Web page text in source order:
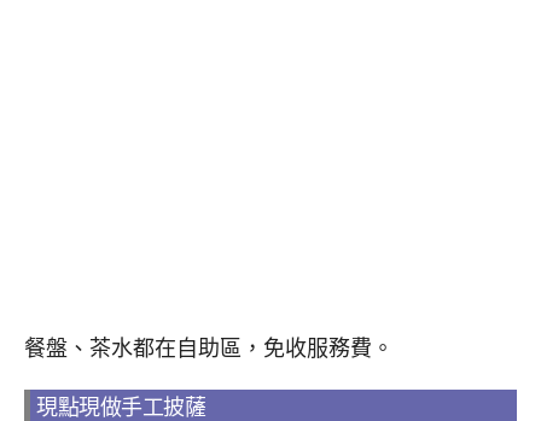
餐盤、茶水都在自助區，免收服務費。
現點現做手工披薩